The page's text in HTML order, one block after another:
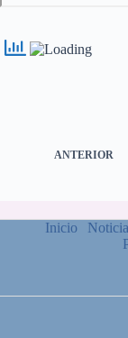
ANTERIOR
Inicio